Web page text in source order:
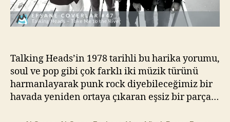
Talking Heads’in 1978 tarihli bu harika yorumu,
soul ve pop gibi çok farklı iki müzik türünü
harmanlayarak punk rock diyebileceğimiz bir
havada yeniden ortaya çıkaran eşsiz bir parça…